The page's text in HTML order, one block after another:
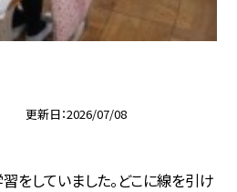
更新日 2026/07/08
をしていました。どこに線を引け